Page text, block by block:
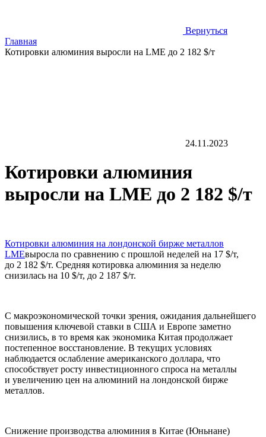
Вернуться
Главная
Котировки алюминия выросли на LME до 2 182 $/т
24.11.2023
Котировки алюминия
выросли на LME до 2 182 $/т
Котировки алюминия на лондонской бирже металлов
LMEвыросла по сравнению с прошлой неделей на 17 $/т,
до 2 182 $/т. Средняя котировка алюминия за неделю
снизилась на 10 $/т, до 2 187 $/т.
С макроэкономической точки зрения, ожидания дальнейшего
повышения ключевой ставки в США и Европе заметно
снизились, в то время как экономика Китая продолжает
постепенное восстановление. В текущих условиях
наблюдается ослабление американского доллара, что
способствует росту инвестиционного спроса на металлы
и увеличению цен на алюминий на лондонской бирже
металлов.
Снижение производства алюминия в Китае (Юньнане)